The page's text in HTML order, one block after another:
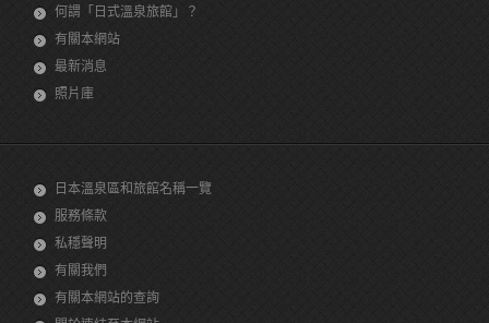
何謂「日式溫泉旅館」？
有關本網站
最新消息
照片庫
日本溫泉區和旅館名稱一覽
服務條款
私穩聲明
有關我們
有關本網站的查詢